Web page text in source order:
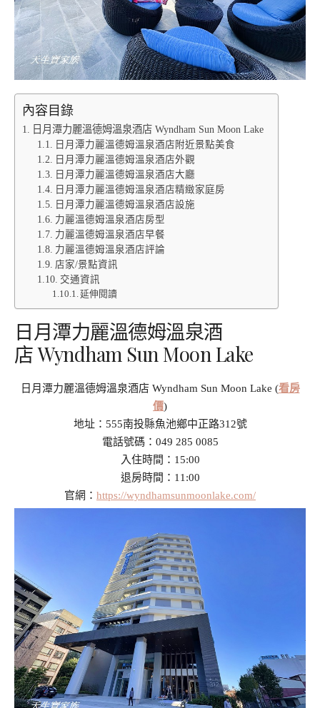
內容目錄
日月潭力麗溫德姆溫泉酒店 Wyndham Sun Moon Lake
日月潭力麗溫德姆溫泉酒店附近景點美食
日月潭力麗溫德姆溫泉酒店外觀
日月潭力麗溫德姆溫泉酒店大廳
日月潭力麗溫德姆溫泉酒店精緻家庭房
日月潭力麗溫德姆溫泉酒店設施
力麗溫德姆溫泉酒店房型
力麗溫德姆溫泉酒店早餐
力麗溫德姆溫泉酒店評論
店家/景點資訊
交通資訊
延伸閱讀
日月潭力麗溫德姆溫泉酒
店 Wyndham Sun Moon Lake
日月潭力麗溫德姆溫泉酒店 Wyndham Sun Moon Lake (看房
價)
地址：555南投縣魚池鄉中正路312號
電話號碼：049 285 0085
入住時間：15:00
退房時間：11:00
官網： https://wyndhamsunmoonlake.com/